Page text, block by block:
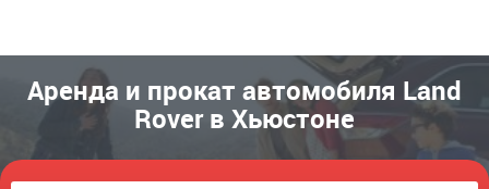
Аренда и прокат автомобиля Land
Rover в Хьюстоне